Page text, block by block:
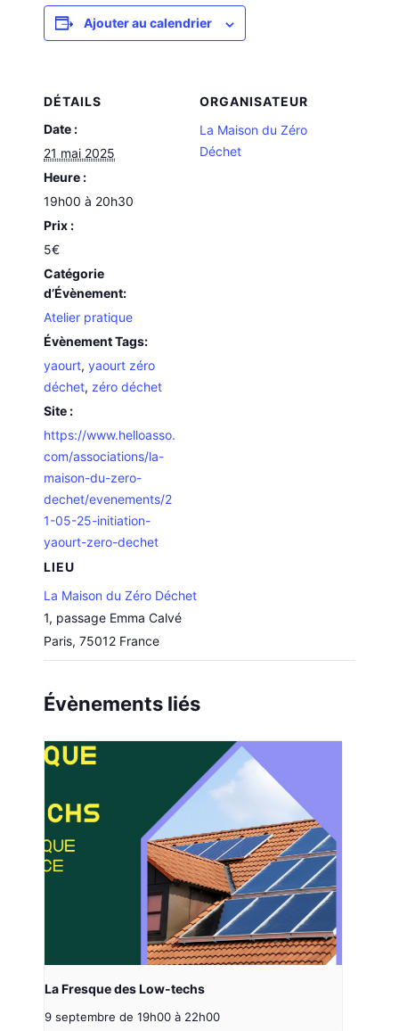
Ajouter au calendrier
DÉTAILS
Date :
21 mai 2025
Heure :
19h00 à 20h30
Prix :
5€
Catégorie
d’Évènement:
Atelier pratique
Évènement Tags:
yaourt,yaourt zéro
déchet,zéro déchet
Site :
https://www.helloasso.
com/associations/la-
maison-du-zero-
dechet/evenements/2
1-05-25-initiation-
yaourt-zero-dechet
LIEU
La Maison du Zéro Déchet
1, passage Emma Calvé
Paris, 75012 France
ORGANISATEUR
La Maison du Zéro
Déchet
Évènements liés
La Fresque des Low-techs
9 septembre de 19h00 à 22h00